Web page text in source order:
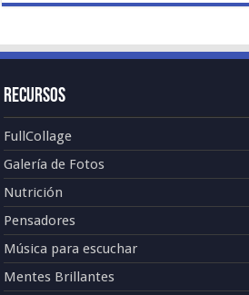
Recursos
FullCollage
Galería de Fotos
Nutrición
Pensadores
Música para escuchar
Mentes Brillantes